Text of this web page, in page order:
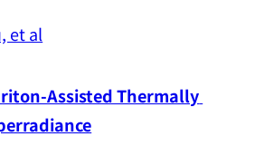
et al
Assisted Thermally